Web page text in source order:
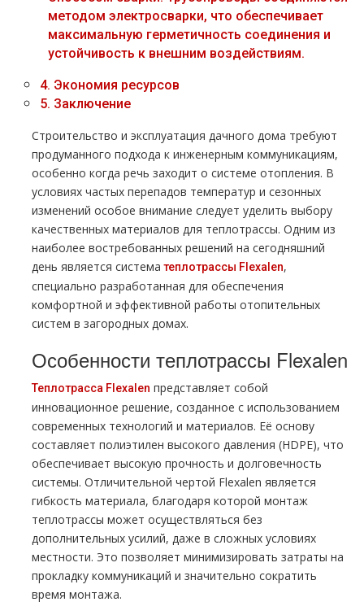
методом электросварки, что обеспечивает
максимальную герметичность соединения и
устойчивость к внешним воздействиям.
4. Экономия ресурсов
5. Заключение
Строительство и эксплуатация дачного дома требуют
продуманного подхода к инженерным коммуникациям,
особенно когда речь заходит о системе отопления. В
условиях частых перепадов температур и сезонных
изменений особое внимание следует уделить выбору
качественных материалов для теплотрассы. Одним из
наиболее востребованных решений на сегодняшний
день является система теплотрассы Flexalen,
специально разработанная для обеспечения
комфортной и эффективной работы отопительных
систем в загородных домах.
Особенности теплотрассы Flexalen
Теплотрасса Flexalen представляет собой
инновационное решение, созданное с использованием
современных технологий и материалов. Её основу
составляет полиэтилен высокого давления (HDPE), что
обеспечивает высокую прочность и долговечность
системы. Отличительной чертой Flexalen является
гибкость материала, благодаря которой монтаж
теплотрассы может осуществляться без
дополнительных усилий, даже в сложных условиях
местности. Это позволяет минимизировать затраты на
прокладку коммуникаций и значительно сократить
время монтажа.